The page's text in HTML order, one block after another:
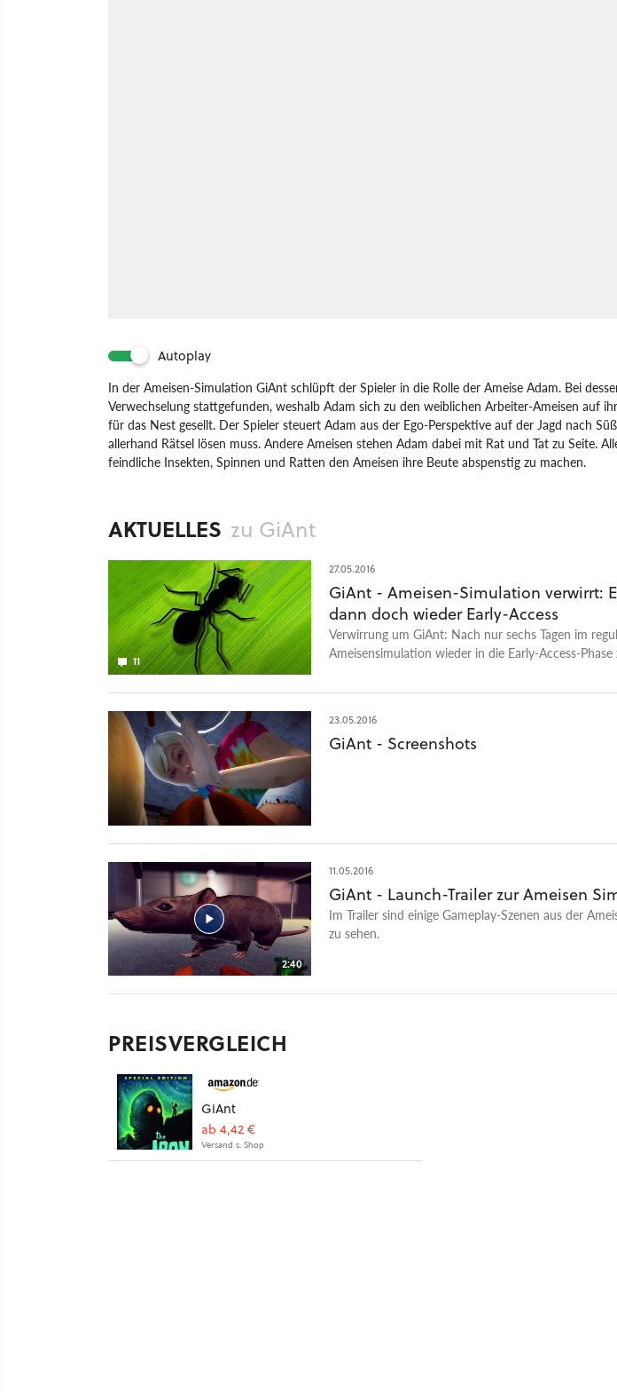
Autoplay
In der Ameisen-Simulation GiAnt schlüpft der Spieler in die Rolle der Ameise Adam. Bei
Verwechselung stattgefunden, weshalb Adam sich zu den weiblichen Arbeiter-Ameisen auf
für das Nest gesellt. Der Spieler steuert Adam aus der Ego-Perspektive auf der Jagd nach
allerhand Rätsel lösen muss. Andere Ameisen stehen Adam dabei mit Rat und Tat zu Seite.
feindliche Insekten, Spinnen und Ratten den Ameisen ihre Beute abspenstig zu machen.
AKTUELLES zu GiAnt
11
27.05.2016
GiAnt - Ameisen-Simulation verwirrt:
dann doch wieder Early-Access
Verwirrung um GiAnt: Nach nur sechs Tagen im
Ameisensimulation wieder in die Early-Access-
Entwickler reagiert hat.
23.05.2016
GiAnt - Screenshots
2:40
11.05.2016
GiAnt - Launch-Trailer zur Ameisen
Im Trailer sind einige Gameplay-Szenen aus der
zu sehen.
PREISVERGLEICH
GiAnt
ab 4,42 €
Versand s. Shop